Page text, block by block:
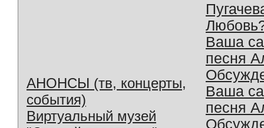
АНОНСЫ (тв, концерты,
события)
Виртуальный музей
Ваша
песня
Ваша
песня